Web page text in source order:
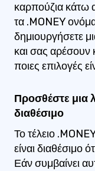
καρπούζια κάτω
τα .MONEY
δημιουργήσετε
και σας αρέσουν
ποιες επιλογές
Προσθέστε μια
διαθέσιμο
Το τέλειο
είναι διαθέσιμο
Εάν συμβαίνει